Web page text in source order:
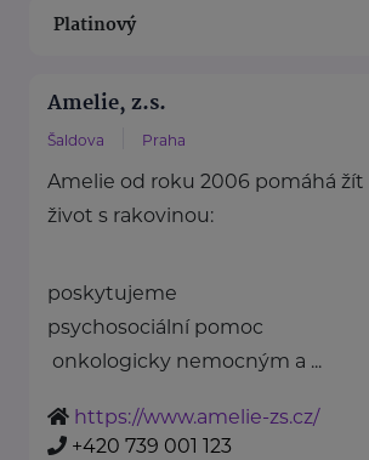
Platinový
Amelie, z.s.
Šaldova Praha
Amelie od roku 2006 pomáhá žít
život s rakovinou:
poskytujeme
psychosociální pomoc
onkologicky nemocným a ...
https://www.amelie-zs.cz/
+420 739 001 123